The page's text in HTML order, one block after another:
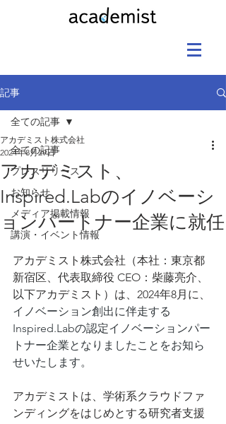
記事
全ての記事
プレスリリース
お知らせ
メディア掲載情報
講演・イベント情報
全ての記事
アカデミスト、
Inspired.Labのイノベーシ
ョンパートナー企業に就任
アカデミスト株式会社
2024年8月29日
アカデミスト株式会社（本社：東京都
新宿区、代表取締役 CEO：柴藤亮介、
以下アカデミスト）は、2024年8月に、
イノベーション創出に伴走する
Inspired.Labの認定イノベーションパー
トナー企業となりましたことをお知ら
せいたします。
アカデミストは、学術系クラウドファ
ンディングをはじめとする研究者支援